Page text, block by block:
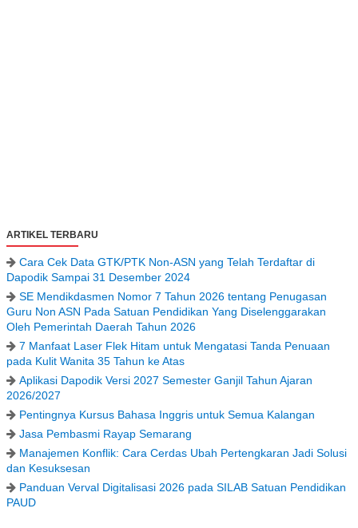
ARTIKEL TERBARU
Cara Cek Data GTK/PTK Non-ASN yang Telah Terdaftar di
Dapodik Sampai 31 Desember 2024
SE Mendikdasmen Nomor 7 Tahun 2026 tentang Penugasan
Guru Non ASN Pada Satuan Pendidikan Yang Diselenggarakan
Oleh Pemerintah Daerah Tahun 2026
7 Manfaat Laser Flek Hitam untuk Mengatasi Tanda Penuaan
pada Kulit Wanita 35 Tahun ke Atas
Aplikasi Dapodik Versi 2027 Semester Ganjil Tahun Ajaran
2026/2027
Pentingnya Kursus Bahasa Inggris untuk Semua Kalangan
Jasa Pembasmi Rayap Semarang
Manajemen Konflik: Cara Cerdas Ubah Pertengkaran Jadi Solusi
dan Kesuksesan
Panduan Verval Digitalisasi 2026 pada SILAB Satuan Pendidikan
PAUD